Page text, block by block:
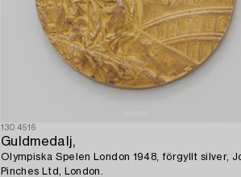
1304516
Guldmedalj,
Olympiska Spelen London 1948, förgyllt silver,
Pinches Ltd, London.